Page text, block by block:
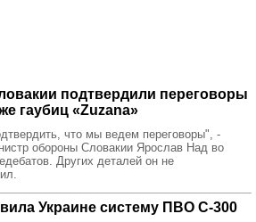
подтвердили переговоры
гаубиц «Zuzana»
что мы ведем переговоры", -
обороны Словакии Ярослав Над во
Других деталей он не
Украине систему ПВО С-300